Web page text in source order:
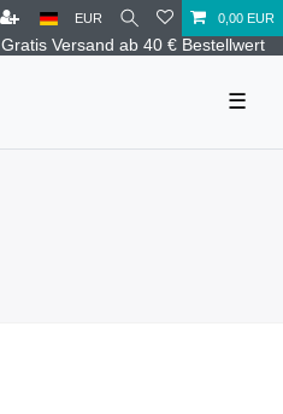
Gratis Versand ab 40 € Bestellwert
EUR 0,00 EUR
☰